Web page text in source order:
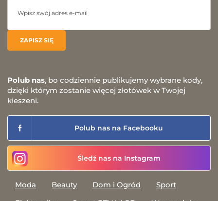
Polub nas, bo codziennie publikujemy wybrane kody,
dzięki którym zostanie więcej złotówek w Twojej
kieszeni.
Polub nas na Facebooku
Śledź nas na Instagram
Moda Beauty Dom i Ogród
Sport